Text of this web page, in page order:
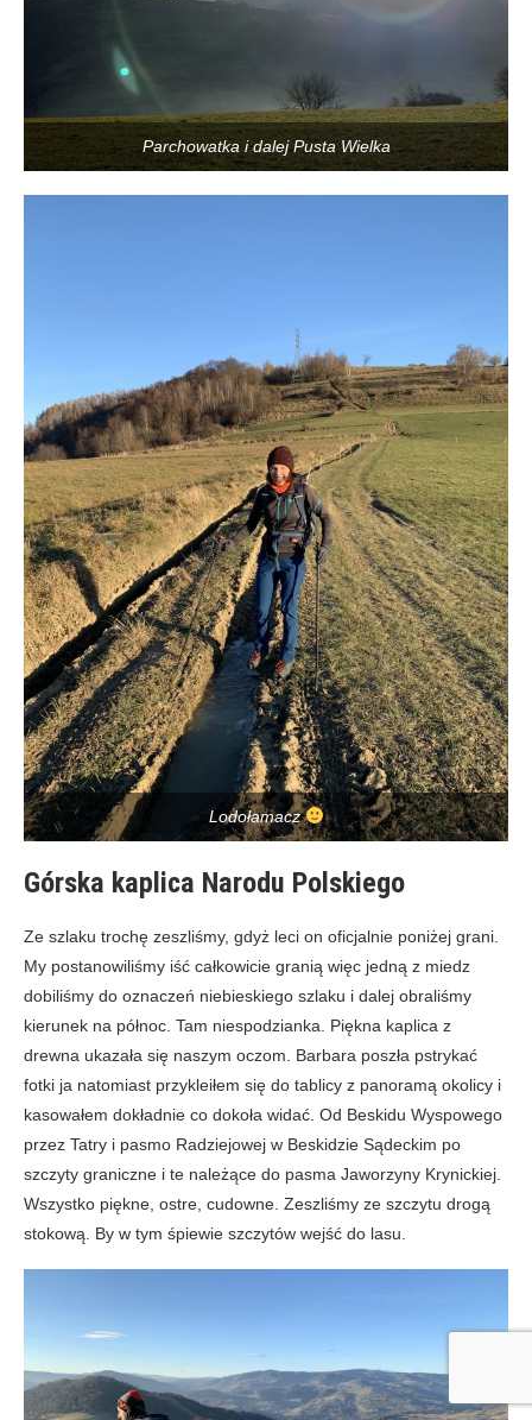
Parchowatka i dalej Pusta Wielka
Lodołamacz
Górska kaplica Narodu Polskiego
Ze szlaku trochę zeszliśmy, gdyż leci on oficjalnie poniżej grani.
My postanowiliśmy iść całkowicie granią więc jedną z miedz
dobiliśmy do oznaczeń niebieskiego szlaku i dalej obraliśmy
kierunek na północ. Tam niespodzianka. Piękna kaplica z
drewna ukazała się naszym oczom. Barbara poszła pstrykać
fotki ja natomiast przykleiłem się do tablicy z panoramą okolicy i
kasowałem dokładnie co dokoła widać. Od Beskidu Wyspowego
przez Tatry i pasmo Radziejowej w Beskidzie Sądeckim po
szczyty graniczne i te należące do pasma Jaworzyny Krynickiej.
Wszystko piękne, ostre, cudowne. Zeszliśmy ze szczytu drogą
stokową. By w tym śpiewie szczytów wejść do lasu.